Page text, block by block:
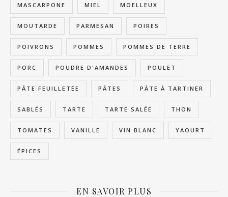
MASCARPONE MIEL MOELLEUX
MOUTARDE PARMESAN POIRES
POIVRONS POMMES POMMES DE TERRE
PORC POUDRE D'AMANDES POULET
PÂTE FEUILLETÉE PÂTES PÂTE À TARTINER
SABLÉS TARTE TARTE SALÉE THON
TOMATES VANILLE VIN BLANC YAOURT
ÉPICES
EN SAVOIR PLUS